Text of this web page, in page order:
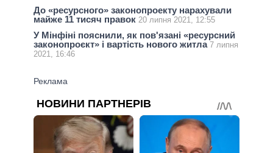
До «ресурсного» законопроекту нарахували
майже 11 тисяч правок 20 липня 2021, 12:55
У Мінфіні пояснили, як пов'язані «ресурсний
законопроєкт» і вартість нового житла 7 липня
2021, 16:46